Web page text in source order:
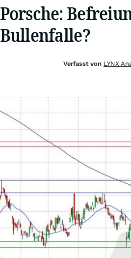
Porsche:
Bullenfalle?
Verfasst von LYNX